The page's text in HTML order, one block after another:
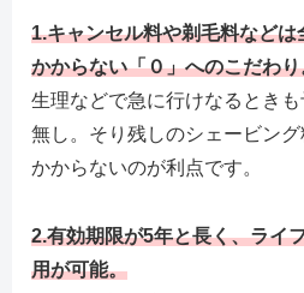
1.キャンセル料や剃毛料など
かからない「０」へのこだわり
生理などで急に行けなるとき
無し。そり残しのシェービン
かからないのが利点です。
2.有効期限が5年と長く、ライ
用が可能。